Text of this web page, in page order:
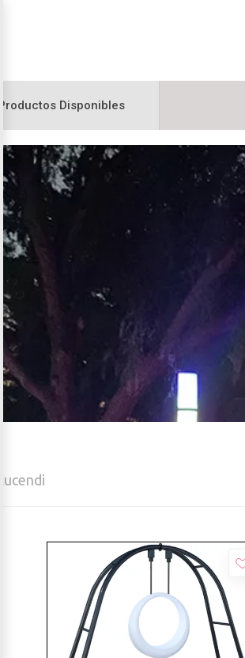
Productos Disponibles
Lucendi